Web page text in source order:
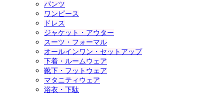
パンツ
ワンピース
ドレス
ジャケット・アウター
スーツ・フォーマル
オールインワン・セットアップ
下着・ルームウェア
靴下・フットウェア
マタニティウェア
浴衣・下駄